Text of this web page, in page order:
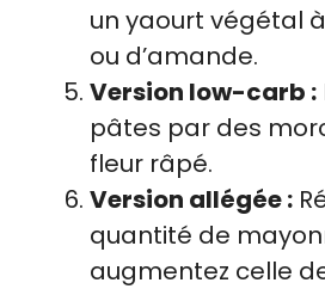
un yaourt végétal
ou d’amande.
Version low-carb :
pâtes par des
fleur râpé.
Version allégée :
quantité de
augmentez celle